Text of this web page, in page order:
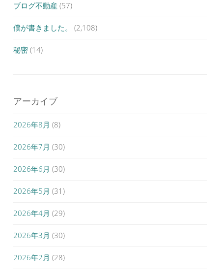
ブログ不動産 (57)
僕が書きました。 (2,108)
秘密 (14)
アーカイブ
2026年8月 (8)
2026年7月 (30)
2026年6月 (30)
2026年5月 (31)
2026年4月 (29)
2026年3月 (30)
2026年2月 (28)